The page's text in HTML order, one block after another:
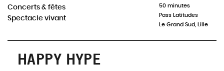
Concerts & fêtes
Spectacle vivant
50 minutes
Pass Latitudes
Le Grand Sud, Lille
HAPPY HYPE